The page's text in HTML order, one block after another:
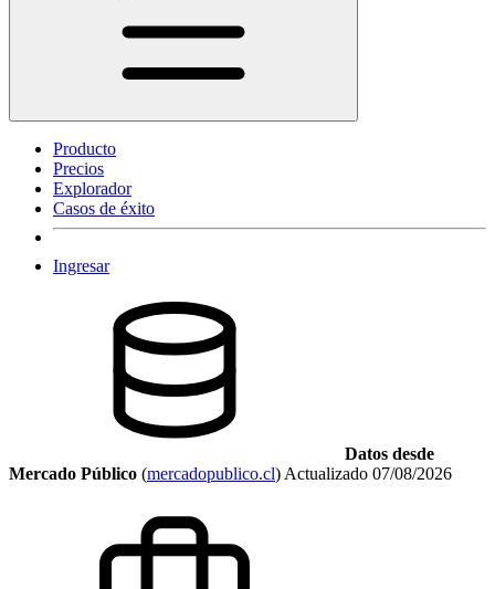
Producto
Precios
Explorador
Casos de éxito
Ingresar
Datos desde
Mercado Público (mercadopublico.cl) Actualizado 07/08/2026